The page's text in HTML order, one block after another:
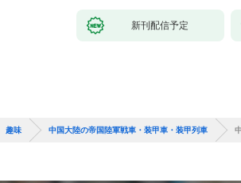
新刊配信予定
趣味 中国大陸の帝国陸軍戦車・装甲⾞・装甲列車